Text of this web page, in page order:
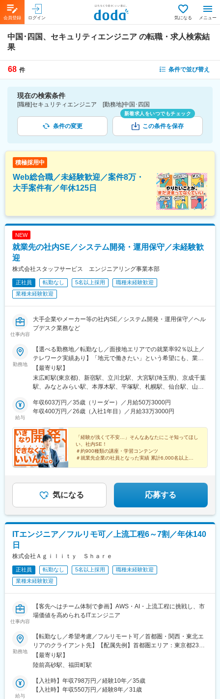
会員登録 ログイン 気になる メニュー
中国･四国、セキュリティエンジニア の転職・求人検索結
果
68 件 条件で並び替え
現在の検索条件
[職種]セキュリティエンジニア [勤務地]中国･四国
条件の変更
新着求人をいつでもチェック
この条件を保存
積極採用中
Web総合職／未経験歓迎／案件8万・
大手案件有／年休125日
NEW
就業先の社内SE／システム開発・運用保守／未経験歓
迎
株式会社スタッフサービス エンジニアリング事業本部
正社員 転勤なし 5名以上採用
職種未経験歓迎
業種未経験歓迎
仕事内容
大手企業やメーカー等の社内SE／システム開発・運用保守／ヘル
プデスク業務など
勤務地
【選べる勤務地／転勤なし／面接地エリアでの就業率92％以上／
テレワーク実績あり】「地元で働きたい」という希望にも、業界
トップクラスの取引事業所数約7,000件&プロジェクト数80,000件
の中から検討します。⇒勤務地は北海道・東北・北陸・関東・東
海・関西・中国・四国・九州の各都道府県のプロジェクト先※U・I
OK（エリア・プロジェクトによって変動）※地域/住宅手当、単身
赴任手当などサポートも万全です※最終的な就業先は、希望・スキ
例】◎自動車・自動車部品トヨタ自動車／日産自動車／本田技研
工業／デンソー／アイシン◎情報端末・家電日立製作所／東芝／
三菱電機／パナソニック／富士通◎航空・宇宙IHI／三菱重工業／
川崎重工業
【最寄り駅】
末広町駅(東京都)、新宿駅、立川北駅、大宮駅(埼玉県)、京成千葉
駅、みなとみらい駅、本厚木駅、平塚駅、札幌駅、仙台駅、山形
駅、沼津駅、浜松駅、豊田市駅、近鉄名古屋駅、東岡崎駅、あす
なろう四日市駅、岐阜駅、富山駅、北鉄金沢駅、草津駅(滋賀県)、
前駅、紙屋町西駅、新山口駅、薬院駅、平和通駅、めがね橋駅、
水道町駅、郡山駅(福島県)、甲府駅、盛岡駅、大街道駅、新潟駅、
天文館通駅、東京駅、神田駅(東京都)、三鷹駅、赤坂駅(東京都)、
東池袋駅、茅場町駅、六本木駅、東新宿駅、池袋駅、日本橋駅(東
京都)、錦糸町駅、目黒駅、渋谷駅、品川駅、神谷町駅、大塚駅(東
都)、八丁堀駅(東京都)、有楽町駅、蒲田駅、中野坂上駅、東京テ
レポート駅、豊洲駅、御茶ノ水駅、五反田駅、飯田橋駅、恵比寿
駅、田町駅(東京都)、御徒町駅、東陽町駅、虎ノ門駅、西新宿駅、
水道橋駅、九段下駅、荻窪駅、亀戸駅、秋葉原駅、汐留駅、葛西
駅、藤沢駅、川崎駅、新高島駅、新横浜駅、愛甲石田駅、戸塚
林間駅、鶴見駅、新川崎駅、武蔵新城駅、小田原駅、善行駅、天
海老名駅(相鉄・小田急)、新杉田駅、鴨居駅、葭川公園駅、海浜幕
張駅、船橋駅、柏駅、八千代台駅、八幡宿駅、土気駅、蘇我駅、
越谷駅、川口駅、東所沢駅、和光市駅、朝霞台駅、新越谷駅、久
喜駅、武蔵浦和駅、春日部駅、大阪駅、京橋駅(大阪府)、ＪＲ難波
三国駅、阿波座駅、南港東駅、中之島駅、四ツ橋駅、西三荘駅、
西中島南方駅、西梅田駅、本町駅、南森町駅、神戸駅(兵庫県)、尼
崎駅(東海道本線)、御崎公園駅、医療センター駅、西宮駅(ＪＲ
線)、明石駅、林崎松江海岸駅、京都駅、西院駅(阪急線)、長岡京
駅、大宮駅(京都府)、西大路駅、上鳥羽口駅、十条駅(京都府・近
鉄線)、向日町駅、淀駅、烏丸御池駅、六番町駅、北岡崎駅、今池
駅(愛知県)、ナゴヤドーム前矢田駅、高蔵寺駅、柏森駅、知立駅、
給与
年収603万円／35歳（リーダー）／月給50万3000円
年収400万円／26歳（入社1年目）／月給33万3000円
「経験が浅くて不安…」そんなあなたにこそ知ってほし
い、社内SE！
＃約900種類の講座・学習コンテンツ
＃就業先企業の社員となった実績 累計6,000名以上
気になる 応募する
ITエンジニア／フルリモ可／上流工程6～7割／年休140
日
株式会社Ａｇｉｌｉｔｙ Ｓｈａｒｅ
正社員 転勤なし 5名以上採用
職種未経験歓迎
業種未経験歓迎
仕事内容
【客先へはチーム体制で参画】AWS・AI・上流工程に挑戦し、市
場価値を高められるITエンジニア
勤務地
【転勤なし／希望考慮／フルリモート可／首都圏・関西・東北エ
リアのクライアント先】【配属先例】首都圏エリア：東京都23
区、神奈川県など関西エリア：大阪府大阪市内など東北エリア：
宮城県※クライアント先への出社と在宅勤務の、ハイブリッド型勤
を考慮し決定します。※転居を伴う転勤はありません。※受動喫煙
対策：敷地内喫煙可能場所あり（常駐先に応じて変動あり）＼こ
【最寄り駅】
陸前高砂駅、福田町駅
給与
【入社時】年収798万円／経験10年／35歳
【入社時】年収550万円／経験8年／31歳